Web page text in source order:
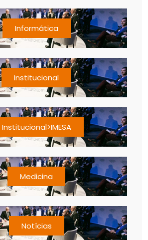
Informática
Institucional
Institucional>IMESA
Medicina
Notícias